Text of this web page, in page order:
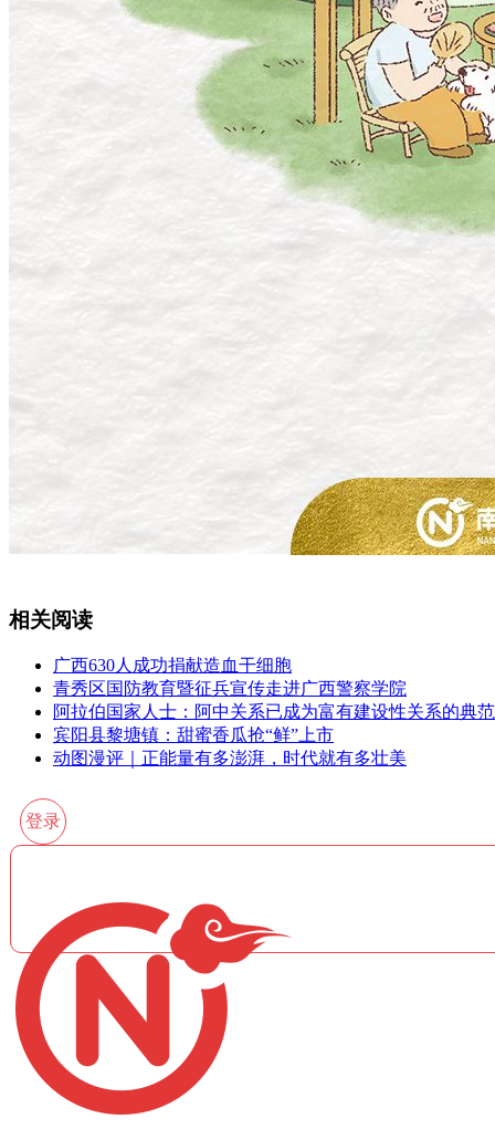
相关阅读
广西630人成功捐献造血干细胞
青秀区国防教育暨征兵宣传走进广西警察学院
阿拉伯国家人士：阿中关系已成为富有建设性关系的典范
宾阳县黎塘镇：甜蜜香瓜抢“鲜”上市
动图漫评｜正能量有多澎湃，时代就有多壮美
登录